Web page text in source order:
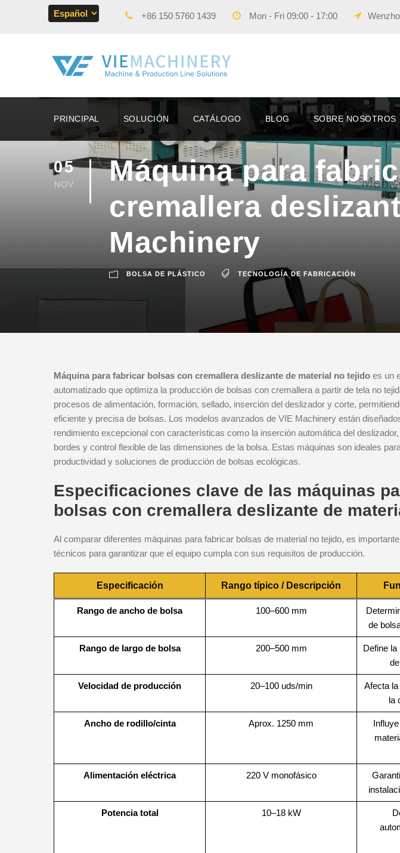
+86 150 5760 1439 Mon - Fri 09:00 - 17:00
PRINCIPAL SOLUCIÓN CATÁLOGO BLOG SOBRE NOSOTROS
05
NOV
Máquina para
cremallera
Machinery
BOLSA DE PLÁSTICO TECNOLOGÍA DE FABRICACIÓN
Máquina para fabricar bolsas con cremallera deslizante de material no tejido es un
automatizado que optimiza la producción de bolsas con cremallera a partir de tela no
procesos de alimentación, formación, sellado, inserción del deslizador y corte,
eficiente y precisa de bolsas. Los modelos avanzados de VIE Machinery están
rendimiento excepcional con características como la inserción automática del
bordes y control flexible de las dimensiones de la bolsa. Estas máquinas son ideales
productividad y soluciones de producción de bolsas ecológicas.
Especificaciones clave de las máquinas
bolsas con cremallera deslizante de
Al comparar diferentes máquinas para fabricar bolsas de material no tejido, es
técnicos para garantizar que el equipo cumpla con sus requisitos de producción.
Especificación Rango típico / Descripción
Rango de ancho de bolsa 100–600 mm
de
Rango de largo de bolsa 200–500 mm
Define
Velocidad de producción 20–100 uds/min
Afecta
la
Ancho de rodillo/cinta Aprox. 1250 mm
Alimentación eléctrica 220 V monofásico
Potencia total 10–18 kW